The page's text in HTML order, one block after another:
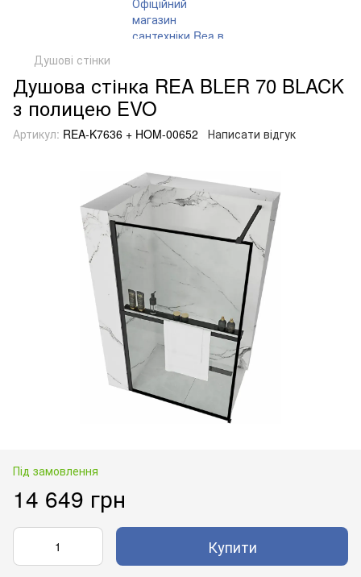
Душові стінки
Душова стінка REA BLER 70 BLACK
з полицею EVO
Артикул: REA-K7636 + HOM-00652 Написати відгук
Під замовлення
14 649 грн
Купити